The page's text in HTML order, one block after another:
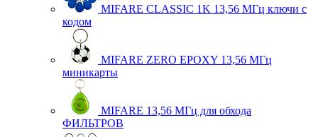
MIFARE CLASSIC 1K 13,56 МГц ключи с
кодом
MIFARE ZERO EPOXY 13,56 МГц
миникарты
MIFARE 13,56 МГц для обхода
ФИЛЬТРОВ